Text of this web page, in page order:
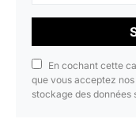
En cochant cette
que vous acceptez
stockage des